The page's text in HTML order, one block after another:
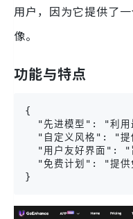
用户，因为它提供了
像。
功能与特点
{
"先进模型": "利用
"自定义风格": "提
"用户友好界面": "
"免费计划": "提供
}